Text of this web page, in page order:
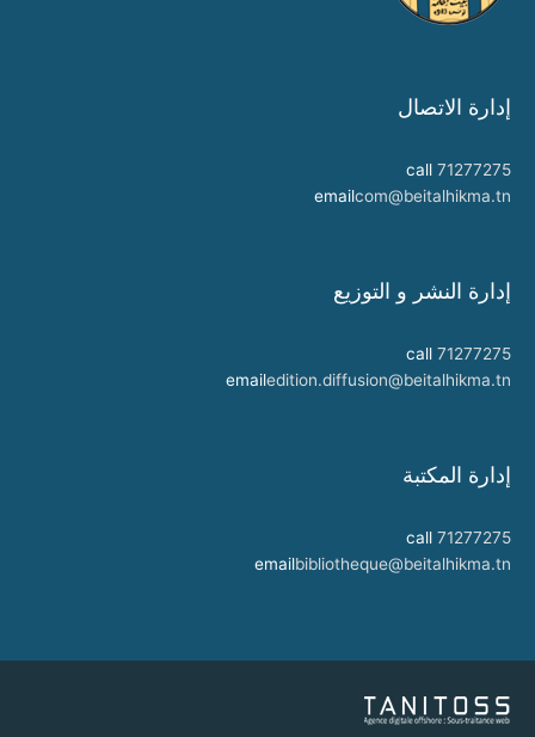
إدارة الاتصال
call 71277275
emailcom@beitalhikma.tn
إدارة النشر و التوزيع
call 71277275
emailedition.diffusion@beitalhikma.tn
إدارة المكتبة
call 71277275
emailbibliotheque@beitalhikma.tn